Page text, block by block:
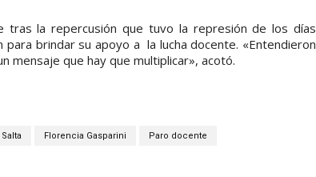
tras la repercusión que tuvo la represión de los días
brindar su apoyo a la lucha docente. «Entendieron
mensaje que hay que multiplicar», acotó.
Florencia Gasparini Paro docente